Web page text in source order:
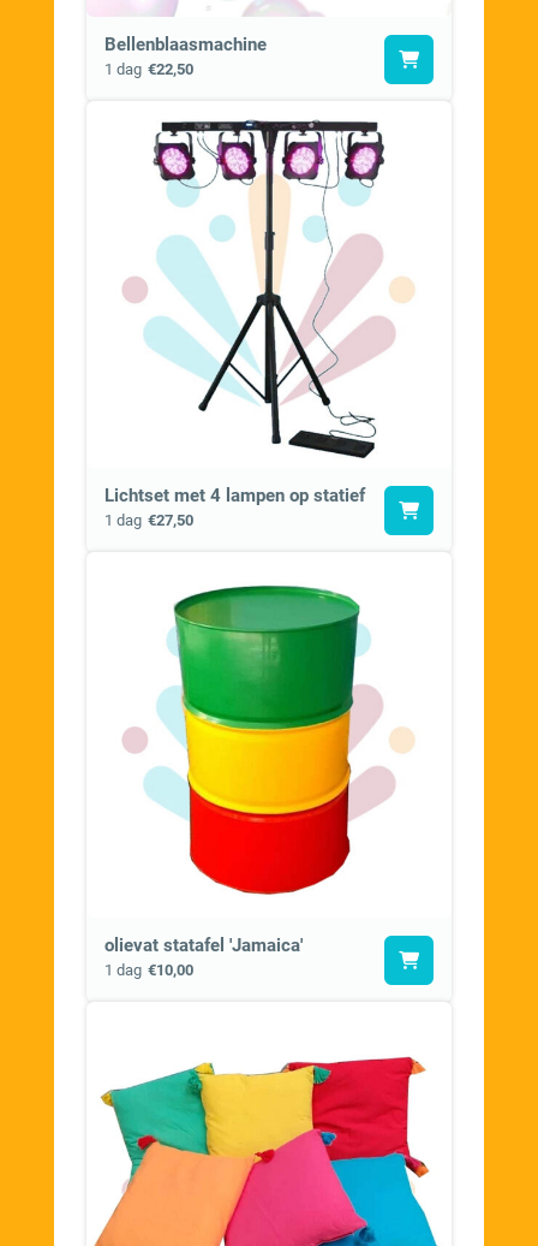
Bellenblaasmachine
1 dag €22,50
Lichtset met 4 lampen op statief
1 dag €27,50
olievat statafel 'Jamaica'
1 dag €10,00